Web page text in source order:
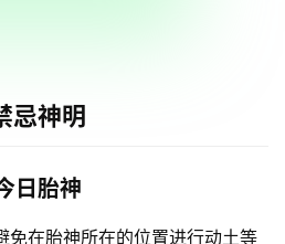
忌神明
日胎神
免在胎神所在的位置进行动土等